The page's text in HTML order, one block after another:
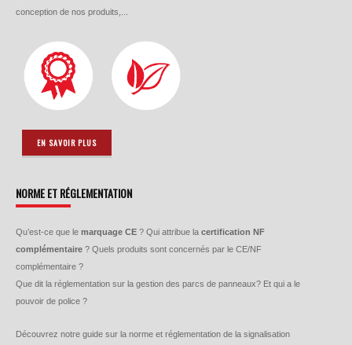
conception de nos produits,...
EN SAVOIR PLUS
NORME ET RÉGLEMENTATION
Qu’est-ce que le marquage CE ? Qui attribue la certification NF
complémentaire ? Quels produits sont concernés par le CE/NF
complémentaire ?
Que dit la réglementation sur la gestion des parcs de panneaux? Et qui a le
pouvoir de police ?
Découvrez notre guide sur la norme et réglementation de la signalisation